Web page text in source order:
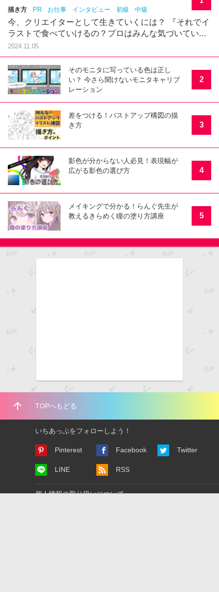
描き方 PR お仕事 インタビュー 初級 中級
今、クリエイターとして生きていくには？ 『それでイ
ラストで食べていけるの？プロはみんな気づいてい...
2024.11.05
そのモニタに写っている色は正し
い？ 今さら聞けないモニタキャリブ
レーション
2
差をつける！バストアップ構図の描
き方
3
影色が分からない人必見！表現幅が
広がる影色の選び方
4
メイキングで分かる！らんぐ先生が
教えるきらめく瞳の塗り方講座
5
arrow_upward TOPへもどる
いちあっぷをフォローしよう！
Pinterest Facebook Twitter
LINE RSS
個人情報の取り扱いについて